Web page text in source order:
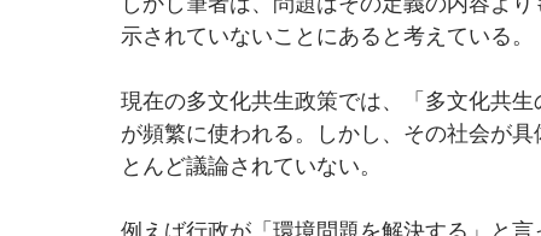
示されていないことにあると考えている。
現在の多文化共生政策では、「多文化共
が頻繁に使われる。しかし、その社会が
とんど議論されていない。
例えば行政が「環境問題を解決する」と